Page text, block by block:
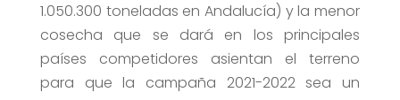
1.050.300 toneladas en Andalucía) y la menor
cosecha que se dará en los principales
países competidores asientan el terreno
para que la campaña 2021-2022 sea un